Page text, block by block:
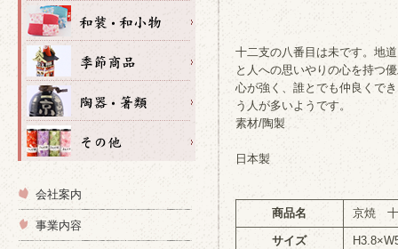
十二支の八番目は未です。地
と人への思いやりの心を持つ
心が強く、誰とでも仲良くで
う人が多いようです。
素材/陶製
日本製
商品名 京焼
サイズ
会社案内
事業内容